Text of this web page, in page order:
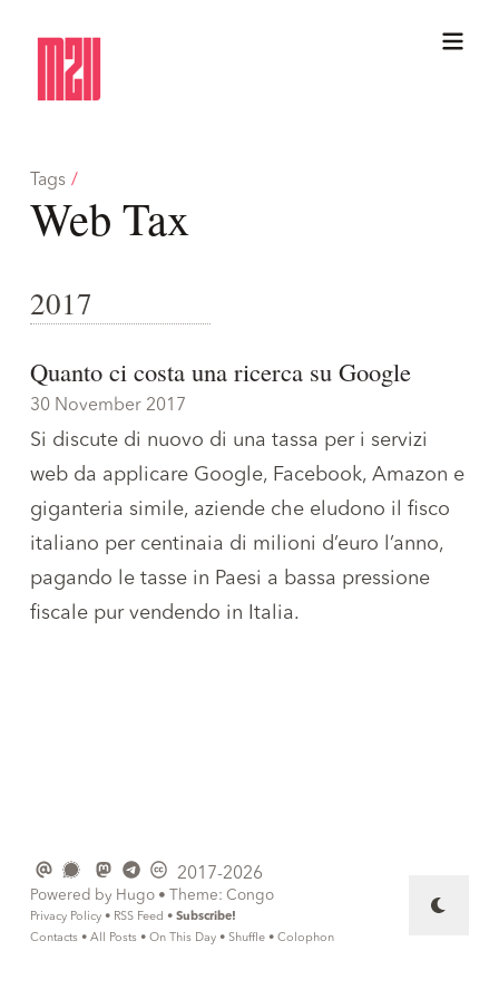
Tags /
Web Tax
2017
Quanto ci costa una ricerca su Google
30 November 2017
Si discute di nuovo di una tassa per i servizi
web da applicare Google, Facebook, Amazon e
giganteria simile, aziende che eludono il fisco
italiano per centinaia di milioni d’euro l’anno,
pagando le tasse in Paesi a bassa pressione
fiscale pur vendendo in Italia.
2017-2026
Powered by Hugo • Theme: Congo
Privacy Policy • RSS Feed • Subscribe!
Contacts • All Posts • On This Day • Shuffle • Colophon